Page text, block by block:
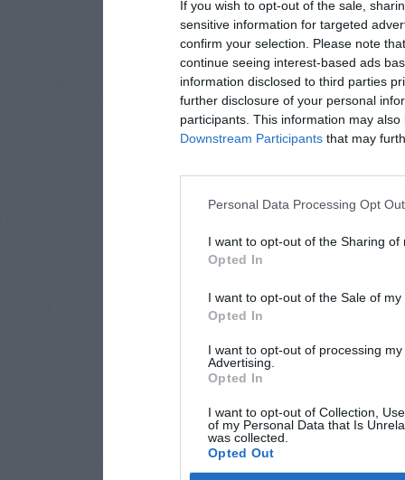
If you wish to opt-out of the sale,
sensitive information for targeted
confirm your selection. Please note
continue seeing interest-based ads
information disclosed to third parties
further disclosure of your personal
participants. This information may
Downstream Participants that may
Personal Data Processing Opt
I want to opt-out of the Sharing of
Opted In
I want to opt-out of the Sale of
Opted In
I want to opt-out of processing
Advertising.
Opted In
I want to opt-out of Collection,
of my Personal Data that Is
was collected.
Opted Out